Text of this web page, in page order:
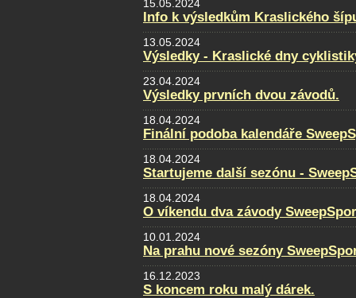
15.05.2024
Info k výsledkům Kraslického
13.05.2024
Výsledky - Kraslické dny
23.04.2024
Výsledky prvních dvou závodů.
18.04.2024
Finální podoba kalendáře
18.04.2024
Startujeme další sezónu -
18.04.2024
O víkendu dva závody
10.01.2024
Na prahu nové sezóny
16.12.2023
S koncem roku malý dárek.